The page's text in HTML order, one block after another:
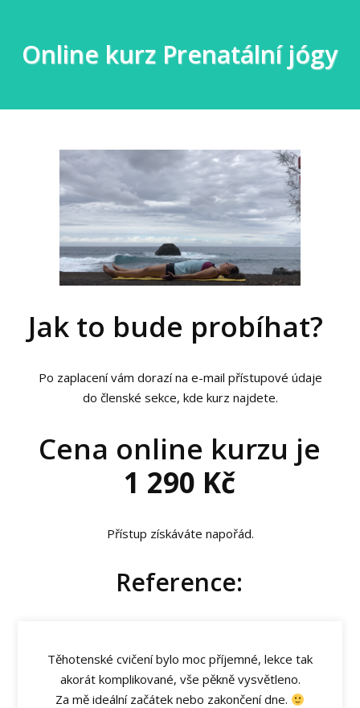
Online kurz Prenatální jógy
Jak to bude probíhat?
Po zaplacení vám dorazí na e-mail přístupové údaje
do členské sekce, kde kurz najdete.
Cena online kurzu je
1 290 Kč
Přístup získáváte napořád.
Reference:
Těhotenské cvičení bylo moc příjemné, lekce tak
akorát komplikované, vše pěkně vysvětleno.
Za mě ideální začátek nebo zakončení dne.